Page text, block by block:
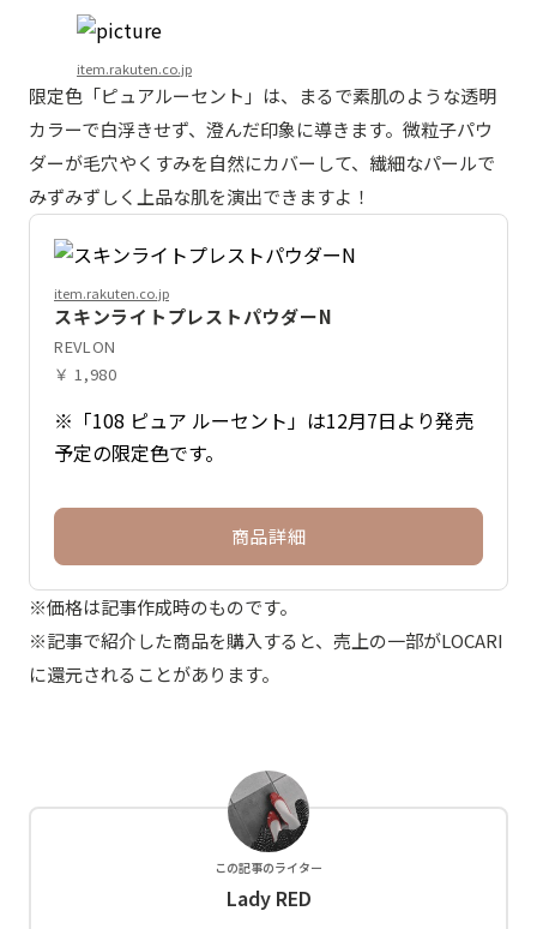
item.rakuten.co.jp
限定色「ピュアルーセント」は、まるで素肌のような透明
カラーで白浮きせず、澄んだ印象に導きます。微粒子パウ
ダーが毛穴やくすみを自然にカバーして、繊細なパールで
みずみずしく上品な肌を演出できますよ！
item.rakuten.co.jp
スキンライトプレストパウダーN
REVLON
￥ 1,980
※「108 ピュア ルーセント」は12月7日より発売
予定の限定色です。
商品詳細
※価格は記事作成時のものです。
※記事で紹介した商品を購入すると、売上の一部がLOCARI
に還元されることがあります。
この記事のライター
Lady RED